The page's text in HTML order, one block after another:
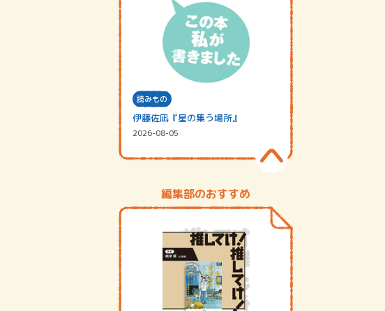
読みもの
伊藤佐凪『星の集う場所』
2026-08-05
編集部のおすすめ